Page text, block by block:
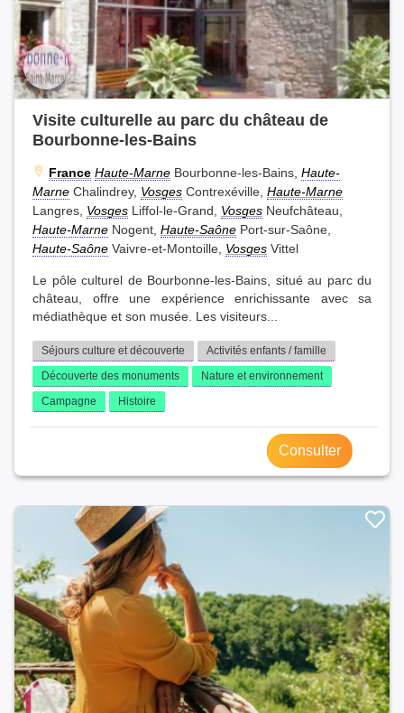
Visite culturelle au parc du château de
Bourbonne-les-Bains
France Haute-Marne Bourbonne-les-Bains, Haute-
Marne Chalindrey, Vosges Contrexéville, Haute-Marne
Langres, Vosges Liffol-le-Grand, Vosges Neufchâteau,
Haute-Marne Nogent, Haute-Saône Port-sur-Saône,
Haute-Saône Vaivre-et-Montoille, Vosges Vittel
Le pôle culturel de Bourbonne-les-Bains, situé au parc du
château, offre une expérience enrichissante avec sa
médiathèque et son musée. Les visiteurs...
Séjours culture et découverte
Activités enfants / famille
Découverte des monuments
Nature et environnement
Campagne
Histoire
Consulter